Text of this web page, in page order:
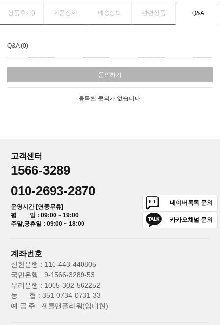
상품후기() 제품상세 배송정보 관련상품 Q&A
Q&A (0)
문의하기
등록된 문의가 없습니다.
고객센터
1566-3289
010-2693-2870
운영시간 [연중무휴]
평 일 : 09:00 ~ 19:00
주말,공휴일 : 09:00 ~ 18:00
네이버톡톡 문의
카카오채널 문의
계좌번호
신한은행 : 110-443-440805
국민은행 : 9-1566-3289-53
우리은행 : 1005-302-562252
농 협 : 351-0734-0731-33
예 금 주 : 젠틀맨플라워(임대현)